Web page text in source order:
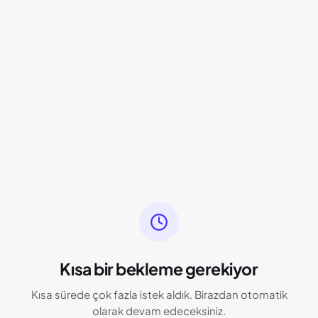
Kısa bir bekleme gerekiyor
Kısa sürede çok fazla istek aldık. Birazdan otomatik
olarak devam edeceksiniz.